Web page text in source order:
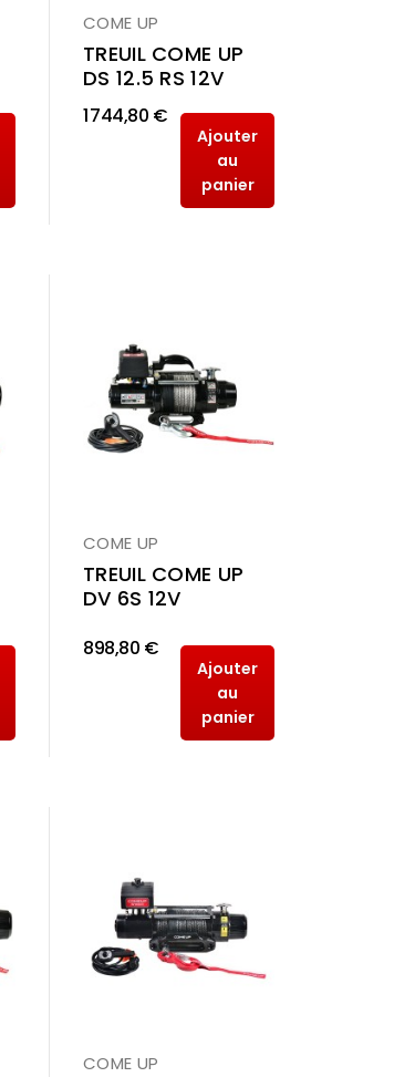
COME UP
TREUIL COME UP
DS 12.5 RS 12V
1 744,80 €
Ajouter
au
panier
COME UP
TREUIL COME UP
DV 6S 12V
898,80 €
Ajouter
au
panier
COME UP